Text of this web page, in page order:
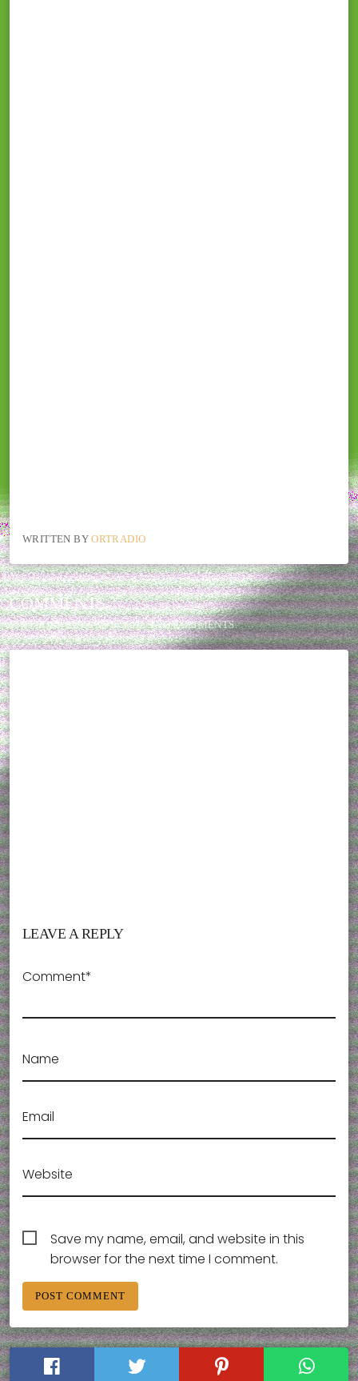
WRITTEN BYORTRADIO
COMMENTS
THIS POST CURRENTLY HAS NO COMMENTS.
LEAVE A REPLY
Comment*
Name
Email
Website
Save my name, email, and website in this
browser for the next time I comment.